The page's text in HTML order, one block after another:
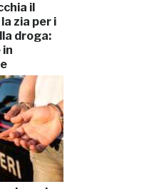
il
zia per i
droga:
in